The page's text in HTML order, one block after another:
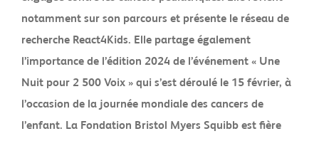
notamment sur son parcours et présente le réseau de
recherche React4Kids. Elle partage également
l’importance de l’édition 2024 de l’événement « Une
Nuit pour 2 500 Voix » qui s’est déroulé le 15 février, à
l’occasion de la journée mondiale des cancers de
l’enfant. La Fondation Bristol Myers Squibb est fière